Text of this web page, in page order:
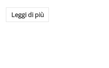
Leggi di più